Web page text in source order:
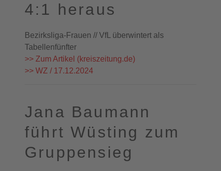
4:1 heraus
Bezirksliga-Frauen // VfL überwintert als
Tabellenfünfter
>> Zum Artikel (kreiszeitung.de)
>> WZ / 17.12.2024
Jana Baumann
führt Wüsting zum
Gruppensieg